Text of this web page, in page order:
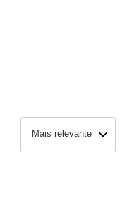
Mais relevante